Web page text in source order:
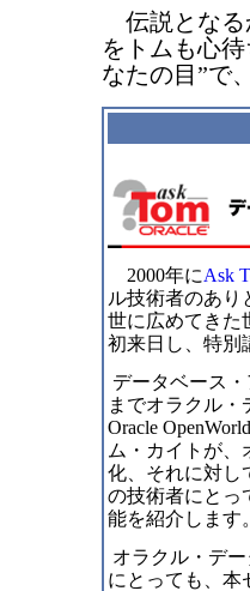
伝説となる
をトムも心
なたの目”で
2000年にAsk
ル技術者のあり
世に広めてきた
初来日し、特別
データベース
までオラクル
Oracle
ム・カイトが
化、それに対し
の技術者にとっ
能を紹介します。
オラクル・デ
にとっても、本